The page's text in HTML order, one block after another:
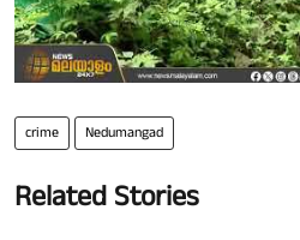
crime Nedumangad
Related Stories